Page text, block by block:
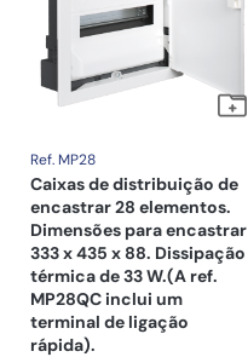
Ref. MP28
Caixas de distribuição de
encastrar 28 elementos.
Dimensões para encastrar
333 x 435 x 88. Dissipação
térmica de 33 W.(A ref.
MP28QC inclui um
terminal de ligação
rápida).